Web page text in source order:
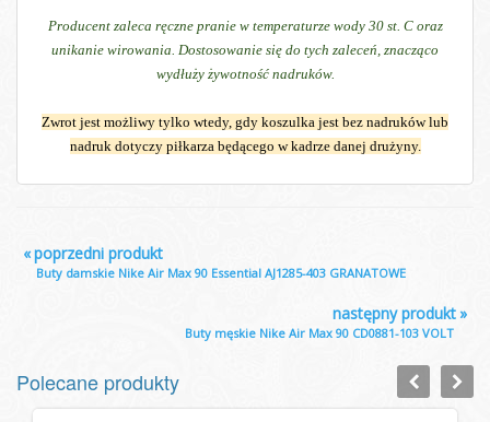
Producent zaleca ręczne pranie w temperaturze wody 30 st. C oraz
unikanie wirowania. Dostosowanie się do tych zaleceń, znacząco
wydłuży żywotność nadruków.
Zwrot jest możliwy tylko wtedy, gdy koszulka jest bez nadruków lub
nadruk dotyczy piłkarza będącego w kadrze danej drużyny.
«poprzedni produkt
Buty damskie Nike Air Max 90 Essential AJ1285-403 GRANATOWE
»
następny produkt
Buty męskie Nike Air Max 90 CD0881-103 VOLT
Polecane produkty